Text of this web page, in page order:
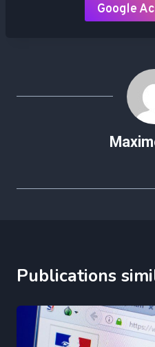
Google
Publications